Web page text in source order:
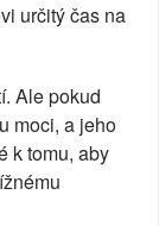
určitý čas na
Ale pokud
moci, a jeho
k tomu, aby